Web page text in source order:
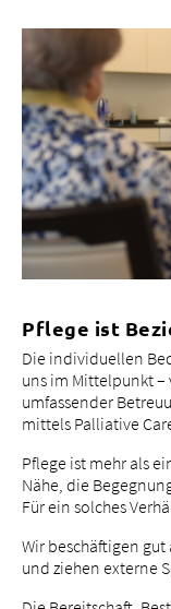
Pflege ist
Die individuellen
uns im Mittelpunkt
umfassender
mittels Palliative
Pflege ist mehr als
Nähe, die
Für ein solches
Wir beschäftigen
und ziehen externe